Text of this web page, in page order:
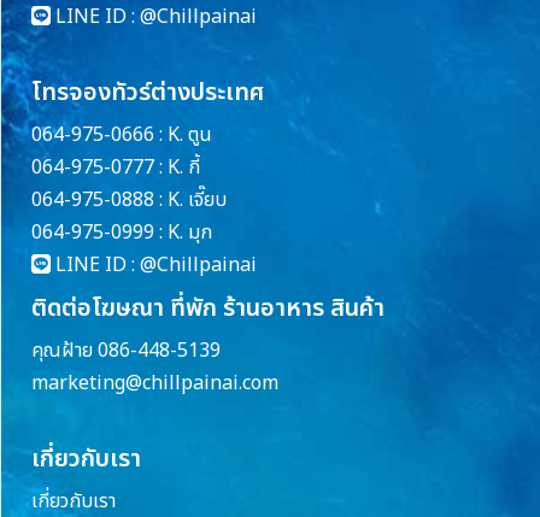
LINE ID : @Chillpainai
โทรจองทัวร์ต่างประเทศ
064-975-0666 : K. ตูน
064-975-0777 : K. กี้
064-975-0888 : K. เจี๊ยบ
064-975-0999 : K. มุก
LINE ID : @Chillpainai
ติดต่อโฆษณา ที่พัก ร้านอาหาร สินค้า
คุณฝ้าย 086-448-5139
marketing@chillpainai.com
เกี่ยวกับเรา
เกี่ยวกับเรา